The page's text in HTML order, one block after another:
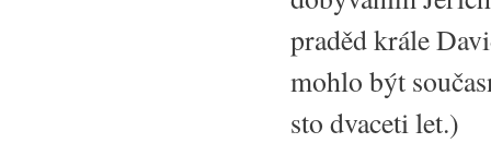
praděd krále
mohlo být
sto dvaceti let.)